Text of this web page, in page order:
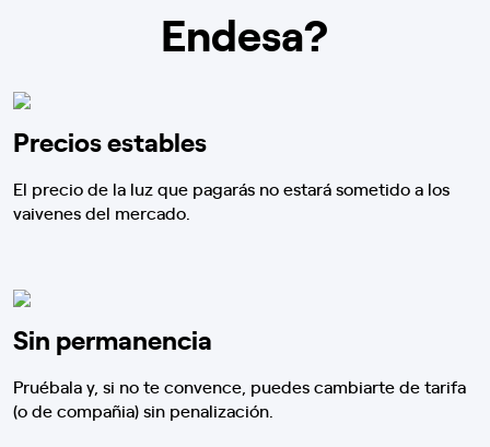
Endesa?
Precios estables
El precio de la luz que pagarás no estará sometido a los
vaivenes del mercado.
Sin permanencia
Pruébala y, si no te convence, puedes cambiarte de tarifa
(o de compañia) sin penalización.